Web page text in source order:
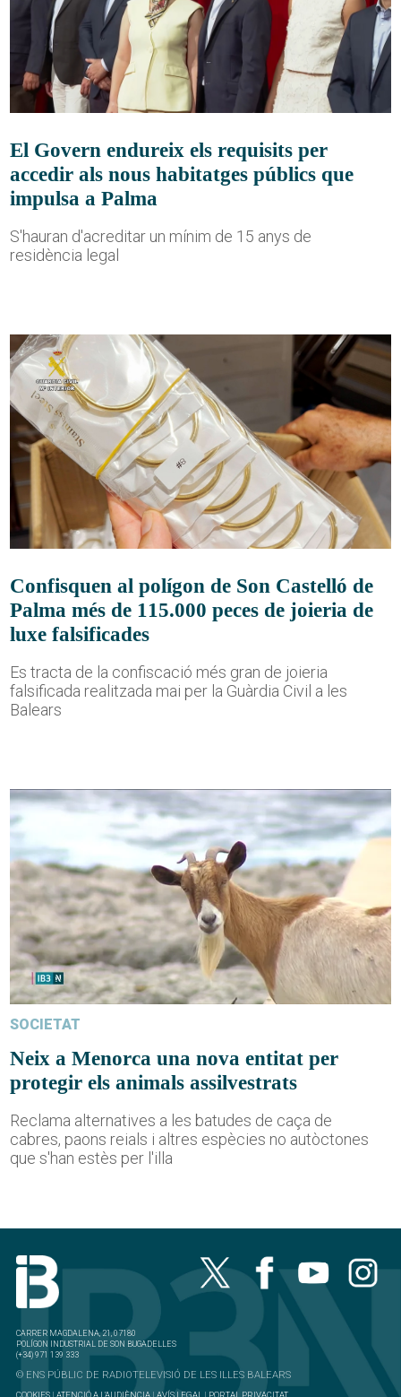
El Govern endureix els requisits per
accedir als nous habitatges públics que
impulsa a Palma
S'hauran d'acreditar un mínim de 15 anys de
residència legal
Confisquen al polígon de Son Castelló de
Palma més de 115.000 peces de joieria de
luxe falsificades
Es tracta de la confiscació més gran de joieria
falsificada realitzada mai per la Guàrdia Civil a les
Balears
SOCIETAT
Neix a Menorca una nova entitat per
protegir els animals assilvestrats
Reclama alternatives a les batudes de caça de
cabres, paons reials i altres espècies no autòctones
que s'han estès per l'illa
CARRER MAGDALENA, 21, 07180
POLÍGON INDUSTRIAL DE SON BUGADELLES
(+34) 971 139 333
© ENS PÚBLIC DE RADIOTELEVISIÓ DE LES ILLES BALEARS
COOKIES |ATENCIÓ A L'AUDIÈNCIA |AVÍS LEGAL | PORTAL PRIVACITAT